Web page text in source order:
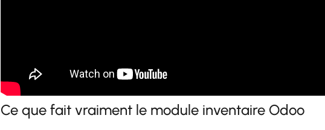
Ce que fait vraiment le module inventaire Odoo